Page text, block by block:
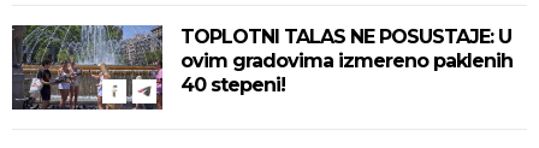
TOPLOTNI TALAS NE POSUSTAJE: U
ovim gradovima izmereno paklenih
40 stepeni!